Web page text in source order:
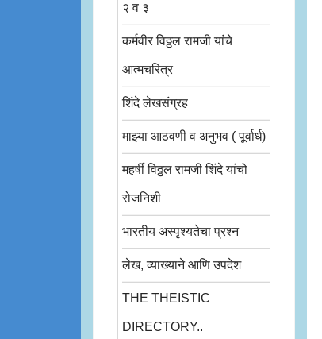
२ व ३
कर्मवीर विठ्ठल रामजी यांचे
आत्मचरित्र
शिंदे लेखसंग्रह
माझ्या आठवणी व अनुभव ( पूर्वार्ध)
महर्षी विठ्ठल रामजी शिंदे यांचो
रोजनिशी
भारतीय अस्पृश्यतेचा प्रश्न
लेख, व्याख्याने आणि उपदेश
THE THEISTIC
DIRECTORY..